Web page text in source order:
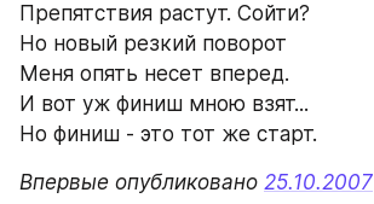
Препятствия растут. Сойти?
Но новый резкий поворот
Меня опять несет вперед.
И вот уж финиш мною взят...
Но финиш - это тот же старт.
Впервые опубликовано 25.10.2007